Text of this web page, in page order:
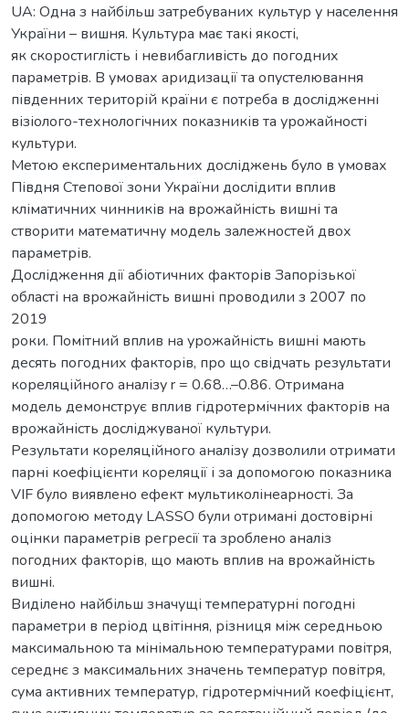
UA: Одна з найбільш затребуваних культур у населення
України – вишня. Культура має такі якості,
як скоростиглість і невибагливість до погодних
параметрів. В умовах аридизації та опустелювання
південних територій країни є потреба в дослідженні
візіолого-технологічних показників та урожайності
культури.
Метою експериментальних досліджень було в умовах
Півдня Степової зони України дослідити вплив
кліматичних чинників на врожайність вишні та
створити математичну модель залежностей двох
параметрів.
Дослідження дії абіотичних факторів Запорізької
області на врожайність вишні проводили з 2007 по
2019
роки. Помітний вплив на урожайність вишні мають
десять погодних факторів, про що свідчать результати
кореляційного аналізу r = 0.68…–0.86. Отримана
модель демонструє вплив гідротермічних факторів на
врожайність досліджуваної культури.
Результати кореляційного аналізу дозволили отримати
парні коефіцієнти кореляції і за допомогою показника
VIF було виявлено ефект мультиколінеарності. За
допомогою методу LASSO були отримані достовірні
оцінки параметрів регресії та зроблено аналіз
погодних факторів, що мають вплив на врожайність
вишні.
Виділено найбільш значущі температурні погодні
параметри в період цвітіння, різниця між середньою
максимальною та мінімальною температурами повітря,
середнє з максимальних значень температур повітря,
сума активних температур, гідротермічний коефіцієнт,